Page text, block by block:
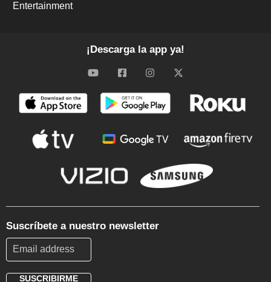
Entertainment
¡Descarga la app ya!
Suscríbete a nuestro newsletter
SUSCRIBIRME